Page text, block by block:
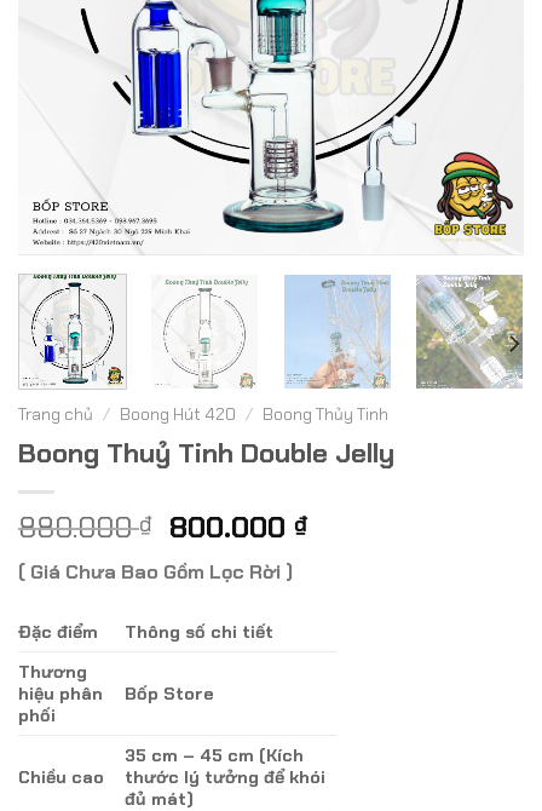
Trang chủ / Boong Hút 420 / Boong Thủy Tinh
Boong Thuỷ Tinh Double Jelly
880.000₫ Giá
gốc
là:
800.000 ₫Giá
( Giá Chưa Bao Gồm Lọc Rời )
Đặc điểm
Thông số chi tiết
Thương
hiệu phân
phối
Bốp Store
Chiều cao
35 cm – 45 cm (Kích
thước lý tưởng để khói
đủ mát)